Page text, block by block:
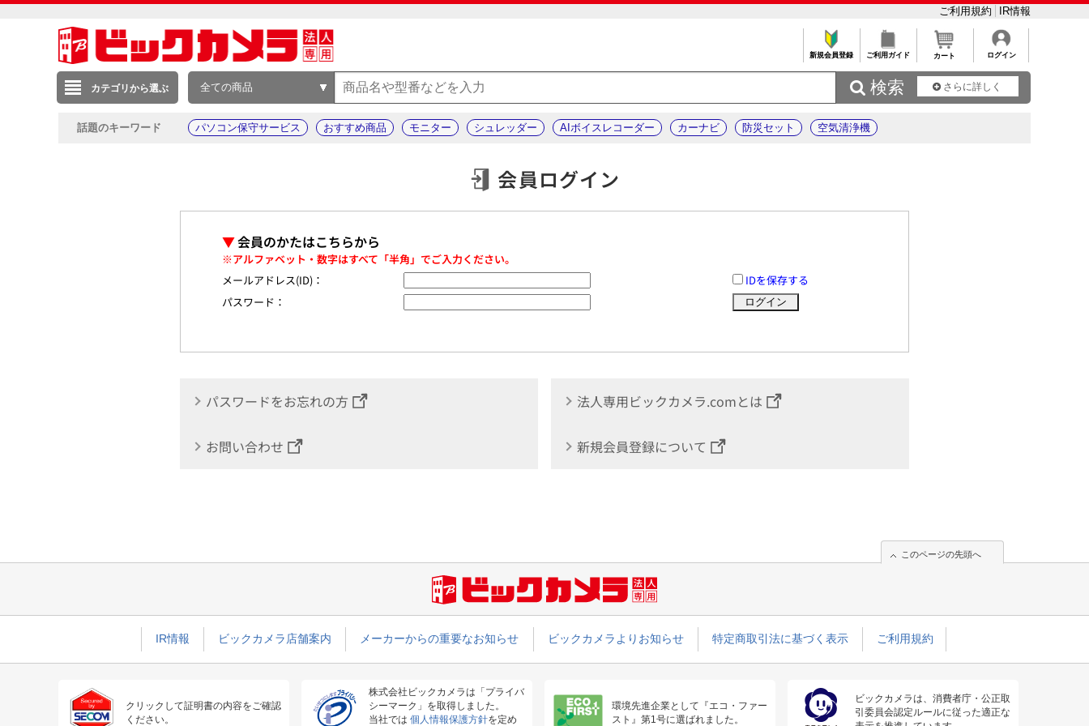
ご利用規約 IR情報
新規会員登録 ご利用ガイド カート ログイン
カテゴリから選ぶ 全ての商品  検索 さらに詳しく
話題のキーワード パソコン保守サービス おすすめ商品 モニター シュレッダー AIボイスレコーダー カーナビ 防災セット 空気清浄機
会員ログイン
▼会員のかたはこちらから
※アルファベット・数字はすべて「半角」でご入力ください。
メールアドレス(ID)：
IDを保存する
パスワード：
パスワードをお忘れの方 法人専用ビックカメラ.comとは
お問い合わせ 新規会員登録について
このページの先頭へ
IR情報 ビックカメラ店舗案内 メーカーからの重要なお知らせ ビックカメラよりお知らせ 特定商取引法に基づく表示 ご利用規約
クリックして証明書の内容をご確認
ください。
株式会社ビックカメラは「プライバ
シーマーク」を取得しました。
当社では 個人情報保護方針を定め
環境先進企業として『エコ・ファー
スト』第1号に選ばれました。
ビックカメラは、消費者庁・公正取
引委員会認定ルールに従った適正な